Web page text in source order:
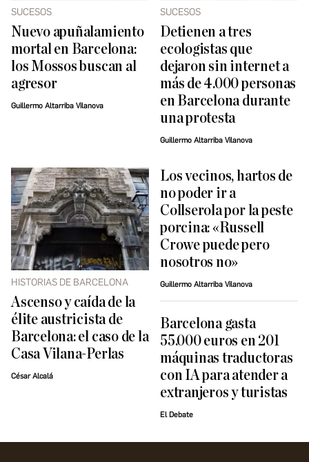
SUCESOS
Nuevo apuñalamiento
mortal en Barcelona:
los Mossos buscan al
agresor
Guillermo Altarriba Vilanova
SUCESOS
Detienen a tres
ecologistas que
dejaron sin internet a
más de 4.000 personas
en Barcelona durante
una protesta
Guillermo Altarriba Vilanova
HISTORIAS DE BARCELONA
Ascenso y caída de la
élite austricista de
Barcelona: el caso de la
Casa Vilana-Perlas
César Alcalá
Los vecinos, hartos de
no poder ir a
Collserola por la peste
porcina: «Russell
Crowe puede pero
nosotros no»
Guillermo Altarriba Vilanova
Barcelona gasta
55.000 euros en 201
máquinas traductoras
con IA para atender a
extranjeros y turistas
El Debate